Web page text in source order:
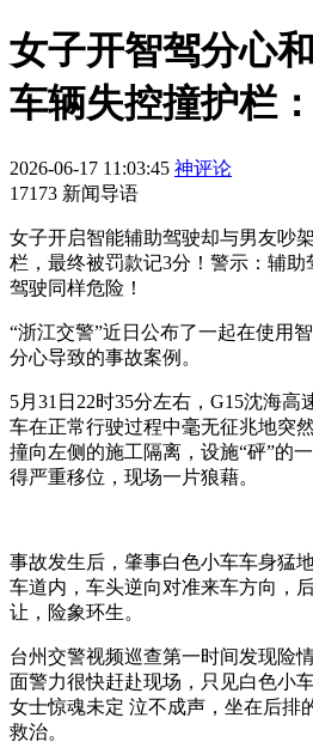
女子开智驾分心
车辆失控撞护栏
2026-06-17 11:03:45 神评论
17173 新闻导语
女子开启智能辅助驾驶却与男友吵
栏，最终被罚款记3分！警示：辅
驾驶同样危险！
“浙江交警”近日公布了一起在使用
分心导致的事故案例。
5月31日22时35分左右，G15沈海
车在正常行驶过程中毫无征兆地突
撞向左侧的施工隔离，设施“砰”的
得严重移位，现场一片狼藉。
事故发生后，肇事白色小车车身猛
车道内，车头逆向对准来车方向，
让，险象环生。
台州交警视频巡查第一时间发现险
面警力很快赶赴现场，只见白色小
女士惊魂未定 泣不成声，坐在后排
救治。